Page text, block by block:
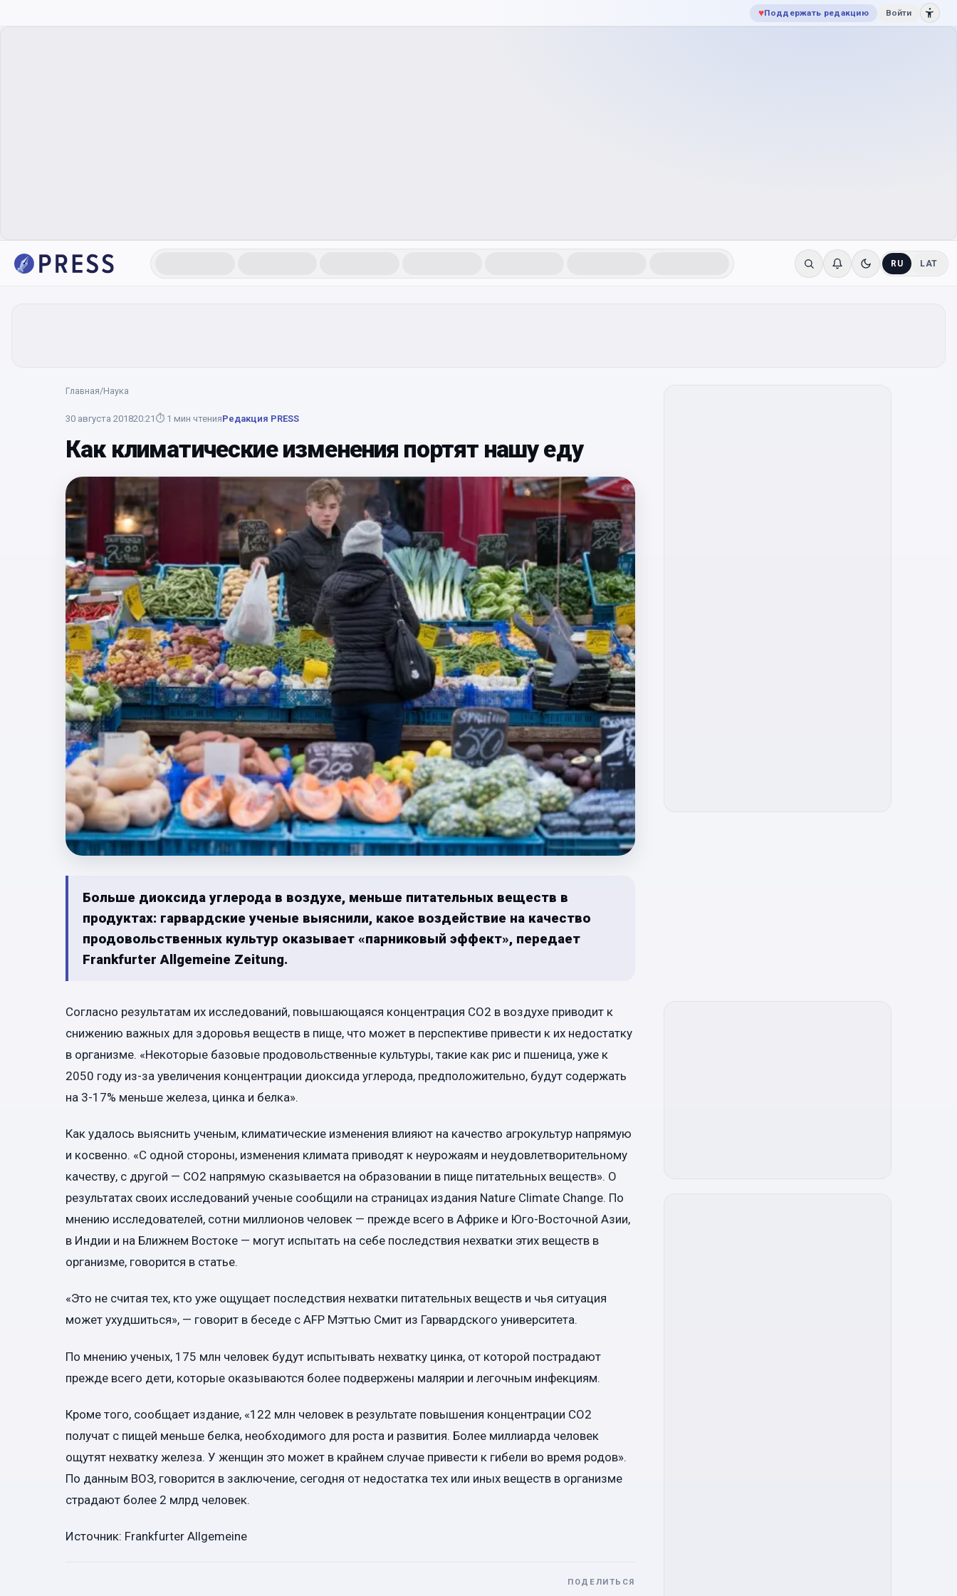
♥Поддержать редакцию Войти
RU LAT
Главная/Наука
30 августа 201820:21 ⏱ 1 мин чтенияРедакция PRESS
Как климатические изменения портят нашу еду
Больше диоксида углерода в воздухе, меньше питательных веществ в
продуктах: гарвардские ученые выяснили, какое воздействие на качество
продовольственных культур оказывает «парниковый эффект», передает
Frankfurter Allgemeine Zeitung.
Согласно результатам их исследований, повышающаяся концентрация CO2 в воздухе приводит к
снижению важных для здоровья веществ в пище, что может в перспективе привести к их недостатку
в организме. «Некоторые базовые продовольственные культуры, такие как рис и пшеница, уже к
2050 году из-за увеличения концентрации диоксида углерода, предположительно, будут содержать
на 3-17% меньше железа, цинка и белка».
Как удалось выяснить ученым, климатические изменения влияют на качество агрокультур напрямую
и косвенно. «С одной стороны, изменения климата приводят к неурожаям и неудовлетворительному
качеству, с другой — СО2 напрямую сказывается на образовании в пище питательных веществ». О
результатах своих исследований ученые сообщили на страницах издания Nature Climate Change. По
мнению исследователей, сотни миллионов человек — прежде всего в Африке и Юго-Восточной Азии,
в Индии и на Ближнем Востоке — могут испытать на себе последствия нехватки этих веществ в
организме, говорится в статье.
«Это не считая тех, кто уже ощущает последствия нехватки питательных веществ и чья ситуация
может ухудшиться», — говорит в беседе с AFP Мэттью Смит из Гарвардского университета.
По мнению ученых, 175 млн человек будут испытывать нехватку цинка, от которой пострадают
прежде всего дети, которые оказываются более подвержены малярии и легочным инфекциям.
Кроме того, сообщает издание, «122 млн человек в результате повышения концентрации СО2
получат с пищей меньше белка, необходимого для роста и развития. Более миллиарда человек
ощутят нехватку железа. У женщин это может в крайнем случае привести к гибели во время родов».
По данным ВОЗ, говорится в заключение, сегодня от недостатка тех или иных веществ в организме
страдают более 2 млрд человек.
Источник: Frankfurter Allgemeine
ПОДЕЛИТЬСЯ